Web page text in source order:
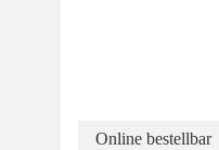
Online bestellbar